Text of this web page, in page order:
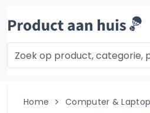
Home Computer & Laptop